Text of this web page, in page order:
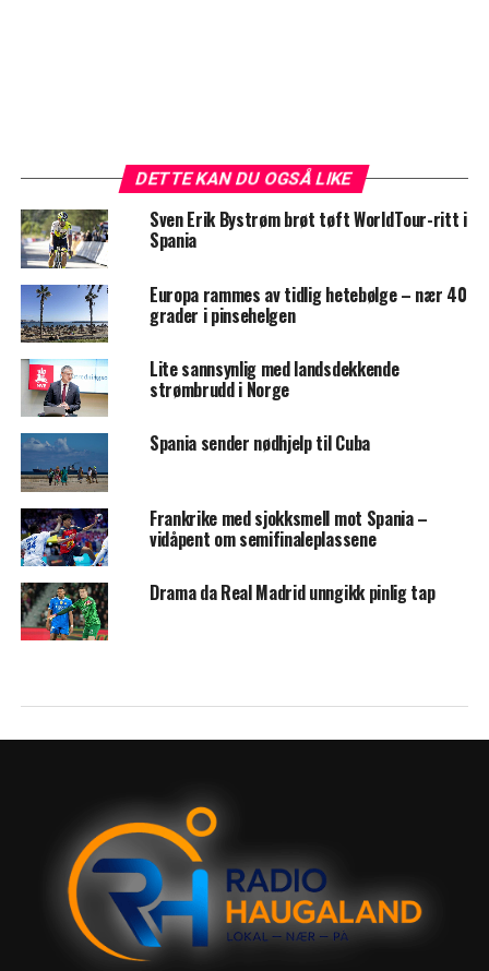
DETTE KAN DU OGSÅ LIKE
Sven Erik Bystrøm brøt tøft WorldTour-ritt i
Spania
Europa rammes av tidlig hetebølge – nær 40
grader i pinsehelgen
Lite sannsynlig med landsdekkende
strømbrudd i Norge
Spania sender nødhjelp til Cuba
Frankrike med sjokksmell mot Spania –
vidåpent om semifinaleplassene
Drama da Real Madrid unngikk pinlig tap